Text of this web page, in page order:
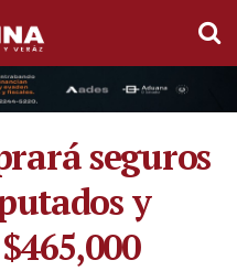
seguros
y